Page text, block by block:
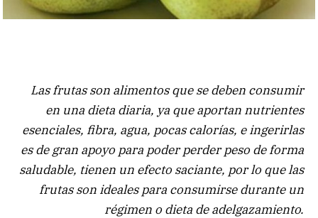
Las frutas son alimentos que se deben consumir
en una dieta diaria, ya que aportan nutrientes
esenciales, fibra, agua, pocas calorías, e ingerirlas
es de gran apoyo para poder perder peso de forma
saludable, tienen un efecto saciante, por lo que las
frutas son ideales para consumirse durante un
régimen o dieta de adelgazamiento.